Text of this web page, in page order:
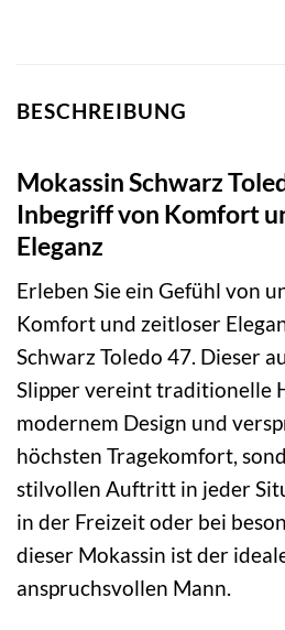
BESCHREIBUNG
Mokassin Schwarz
Inbegriff von Komfort
Eleganz
Erleben Sie ein Gefühl von
Komfort und zeitloser
Schwarz Toledo 47. Dieser
Slipper vereint traditionelle
modernem Design und
höchsten Tragekomfort,
stilvollen Auftritt in jeder
in der Freizeit oder bei
dieser Mokassin ist der
anspruchsvollen Mann.